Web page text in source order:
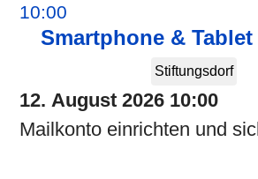
10:00
Smartphone &
Stiftungsdorf
12. August 2026 10:00
Mailkonto einrichten und